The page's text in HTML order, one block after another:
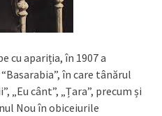
cu apariția, în 1907 a
în care tânărul
„Eu cânt”, „Țara”, precum și
Nou în obiceiurile